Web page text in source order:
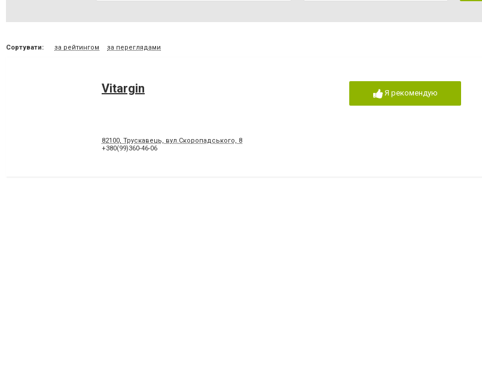
Сортувати: за рейтингом за переглядами
Vitargin
82100, Трускавець, вул.Скоропадського, 8
+380(99)360-46-06
Я рекомендую